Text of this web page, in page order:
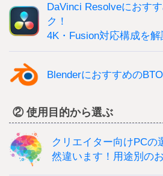
DaVinci Resolveにおす
ク！
4K・Fusion対応構成を解
Blenderにおすすめの
② 使用目的から選ぶ
クリエイター向けPCの
然違います！用途別の